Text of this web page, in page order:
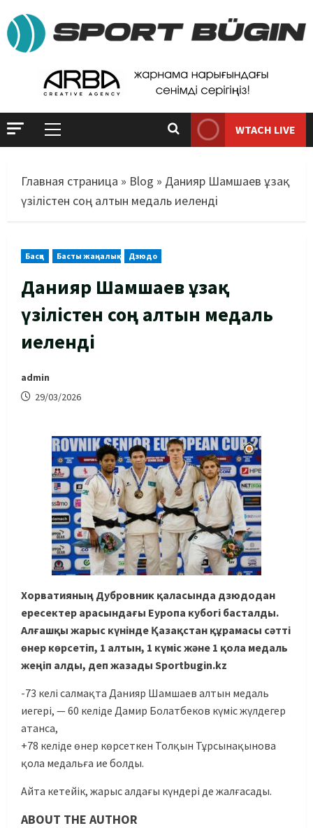
WTACH LIVE
Главная страница » Blog » Данияр Шамшаев ұзақ
үзілістен соң алтын медаль иеленді
Басқа Басты жаңалық Дзюдо
Данияр Шамшаев ұзақ
үзілістен соң алтын медаль
иеленді
admin
29/03/2026
Хорватияның Дубровник қаласында дзюдодан
ересектер арасындағы Еуропа кубогі басталды.
Алғашқы жарыс күнінде Қазақстан құрамасы сәтті
өнер көрсетіп, 1 алтын, 1 күміс және 1 қола медаль
жеңіп алды, деп жазады Sportbugin.kz
-73 келі салмақта Данияр Шамшаев алтын медаль
иегері, — 60 келіде Дамир Болатбеков күміс жүлдегер
атанса,
+78 келіде өнер көрсеткен Толқын Тұрсынақынова
қола медальға ие болды.
Айта кетейік, жарыс алдағы күндері де жалғасады.
ABOUT THE AUTHOR